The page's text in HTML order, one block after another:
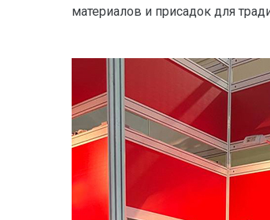
материалов и присадок для